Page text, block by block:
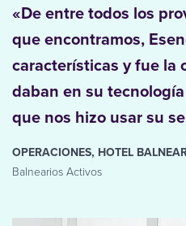
«De entre todos los
que encontramos,
características y fue la
daban en su
que nos hizo usar su
OPERACIONES, HOTEL
Balnearios Activos